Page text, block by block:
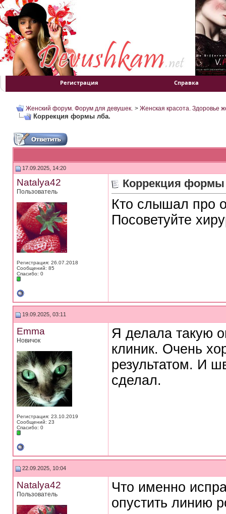
Регистрация Справка
Женский форум. Форум для девушек. > Женская красота. Здоровье
Коррекция формы лба.
17.09.2025, 14:20
Natalya42
Пользователь
Регистрация: 26.07.2018
Сообщений: 85
Спасибо: 0
Коррекция формы
Кто слышал про
Посоветуйте
19.09.2025, 03:11
Emma
Новичок
Регистрация: 23.10.2019
Сообщений: 23
Спасибо: 0
Я делала такую
клиник. Очень
результатом. И
сделал.
22.09.2025, 10:04
Natalya42
Пользователь
Что именно
опустить линию